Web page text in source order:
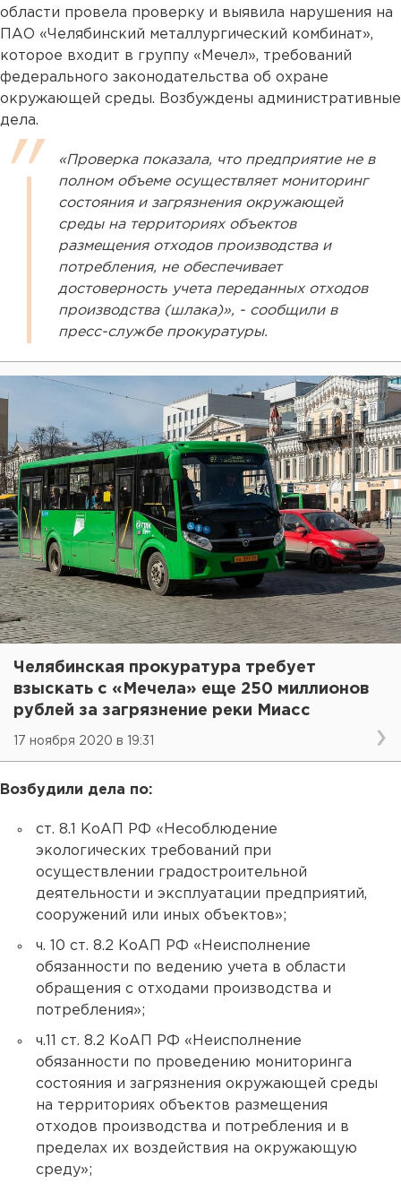
области провела проверку и выявила нарушения на
ПАО «Челябинский металлургический комбинат»,
которое входит в группу «Мечел», требований
федерального законодательства об охране
окружающей среды. Возбуждены административные
дела.
«Проверка показала, что предприятие не в
полном объеме осуществляет мониторинг
состояния и загрязнения окружающей
среды на территориях объектов
размещения отходов производства и
потребления, не обеспечивает
достоверность учета переданных отходов
производства (шлака)», - сообщили в
пресс-службе прокуратуры.
Челябинская прокуратура требует
взыскать с «Мечела» еще 250 миллионов
рублей за загрязнение реки Миасс
17 ноября 2020 в 19:31
Возбудили дела по:
ст. 8.1 КоАП РФ «Несоблюдение
экологических требований при
осуществлении градостроительной
деятельности и эксплуатации предприятий,
сооружений или иных объектов»;
ч. 10 ст. 8.2 КоАП РФ «Неисполнение
обязанности по ведению учета в области
обращения с отходами производства и
потребления»;
ч.11 ст. 8.2 КоАП РФ «Неисполнение
обязанности по проведению мониторинга
состояния и загрязнения окружающей среды
на территориях объектов размещения
отходов производства и потребления и в
пределах их воздействия на окружающую
среду»;